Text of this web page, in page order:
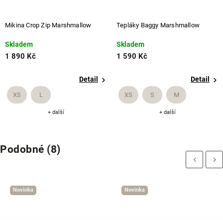
Mikina Crop Zip Marshmallow
Skladem
1 890 Kč
Detail
XS L
+ další
Tepláky Baggy Marshmallow
Skladem
1 590 Kč
Detail
XS S M
+ další
Podobné (8)
Previous
Novinka Novinka
Next